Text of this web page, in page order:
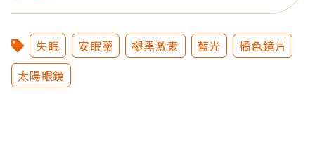
失眠 安眠藥 褪黑激素 藍光
橘色鏡片
太陽眼鏡